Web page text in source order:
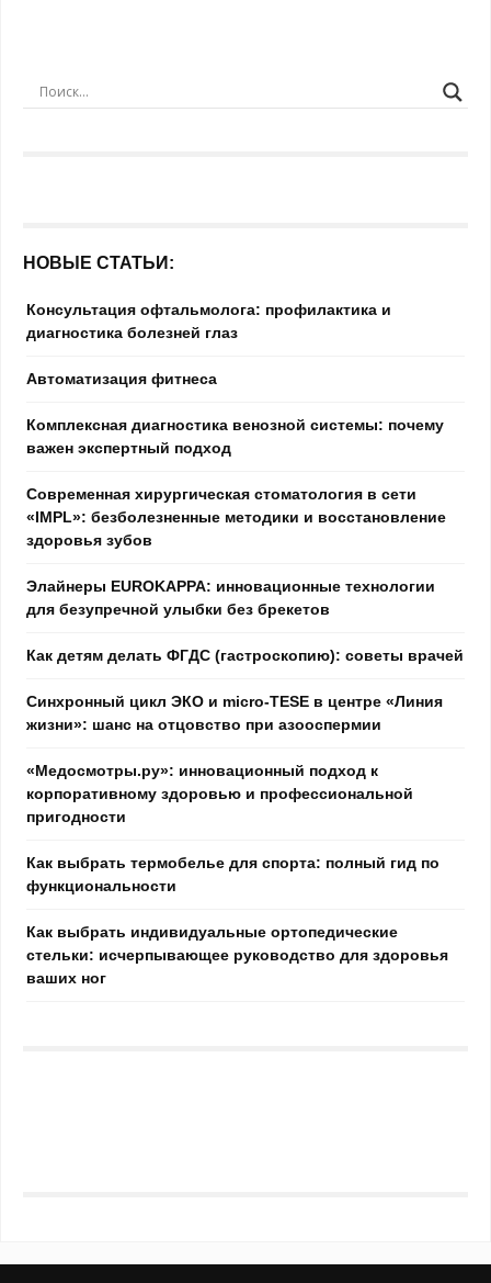
НОВЫЕ СТАТЬИ:
Консультация офтальмолога: профилактика и
диагностика болезней глаз
Автоматизация фитнеса
Комплексная диагностика венозной системы: почему
важен экспертный подход
Современная хирургическая стоматология в сети
«IMPL»: безболезненные методики и восстановление
здоровья зубов
Элайнеры EUROKAPPA: инновационные технологии
для безупречной улыбки без брекетов
Как детям делать ФГДС (гастроскопию): советы врачей
Синхронный цикл ЭКО и micro-TESE в центре «Линия
жизни»: шанс на отцовство при азооспермии
«Медосмотры.ру»: инновационный подход к
корпоративному здоровью и профессиональной
пригодности
Как выбрать термобелье для спорта: полный гид по
функциональности
Как выбрать индивидуальные ортопедические
стельки: исчерпывающее руководство для здоровья
ваших ног